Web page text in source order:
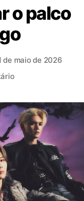
o palco
de maio de 2026
e
O
L
F
H
O
H
A